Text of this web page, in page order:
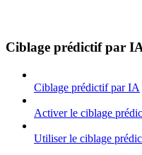
Ciblage prédictif par
Ciblage prédictif par IA
Activer le ciblage
Utiliser le ciblage